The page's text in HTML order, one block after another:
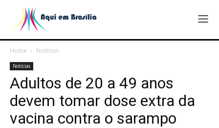
Home Notícias
Notícias
Adultos de 20 a 49 anos
devem tomar dose extra da
vacina contra o sarampo